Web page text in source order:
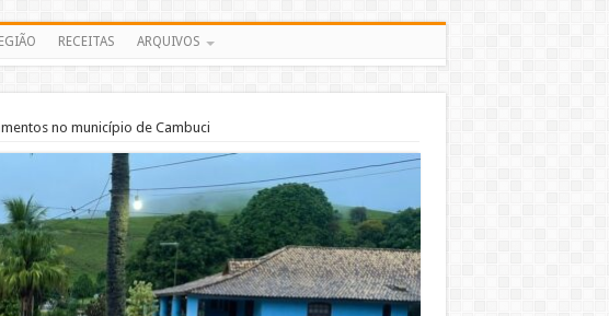
RECEITAS ARQUIVOS
no município de Cambuci